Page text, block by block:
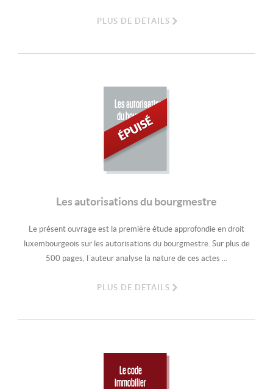
PLUS DE DÉTAILS
Les autorisations
du bourgmestre
Les autorisations du bourgmestre
Le présent ouvrage est la première étude approfondie en droit
luxembourgeois sur les autorisations du bourgmestre. Sur plus de
500 pages, l´auteur analyse la nature de ces actes ...
PLUS DE DÉTAILS
Le code
immobilier